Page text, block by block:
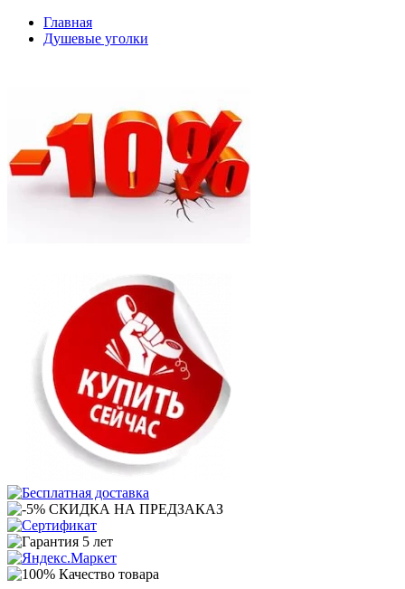
Главная
Душевые уголки